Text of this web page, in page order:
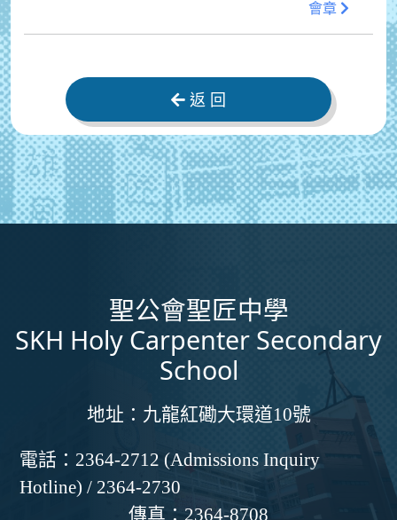
會章
返 回
聖公會聖匠中學
SKH Holy Carpenter Secondary
School
地址： 九龍紅磡大環道10號
電話： 2364-2712 (Admissions Inquiry
Hotline) / 2364-2730
傳真： 2364-8708